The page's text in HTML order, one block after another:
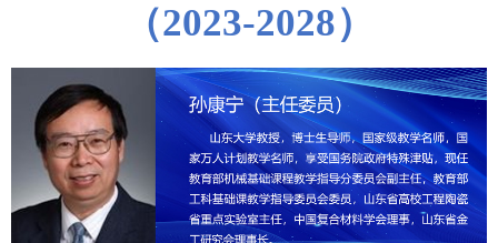
（2023-2028）